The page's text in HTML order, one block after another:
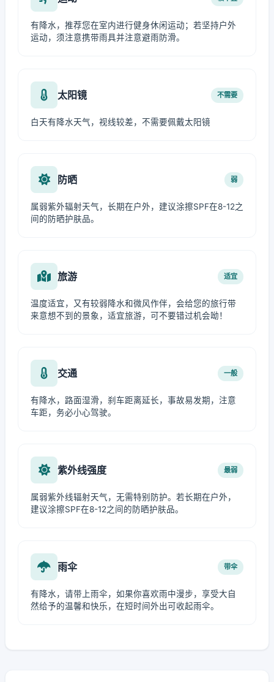
有降水，推荐您在室内进行健身休闲运动；若坚持户外
运动，须注意携带雨具并注意避雨防滑。
太阳镜 不需要
白天有降水天气，视线较差，不需要佩戴太阳镜
防晒 弱
属弱紫外辐射天气，长期在户外，建议涂擦SPF在8-12之
间的防晒护肤品。
旅游 适宜
温度适宜，又有较弱降水和微风作伴，会给您的旅行带
来意想不到的景象，适宜旅游，可不要错过机会呦！
交通 一般
有降水，路面湿滑，刹车距离延长，事故易发期，注意
车距，务必小心驾驶。
紫外线强度 最弱
属弱紫外线辐射天气，无需特别防护。若长期在户外，
建议涂擦SPF在8-12之间的防晒护肤品。
雨伞 带伞
有降水，请带上雨伞，如果你喜欢雨中漫步，享受大自
然给予的温馨和快乐，在短时间外出可收起雨伞。